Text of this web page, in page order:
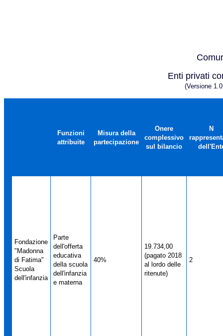
Enti privati
(Versione
Funzioni
attribuite
Misura della
partecipazione
Onere
complessivo
sul bilancio
N
Fondazione
"Madonna
di Fatima"
Scuola
dell'infanzia
Parte
dell'offerta
educativa
della scuola
dell'infanzia
e materna
40%
19.734,00
(pagato 2018
al lordo delle
ritenute)
2